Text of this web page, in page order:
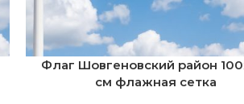
Флаг Шовгеновский район
см флажная сетка